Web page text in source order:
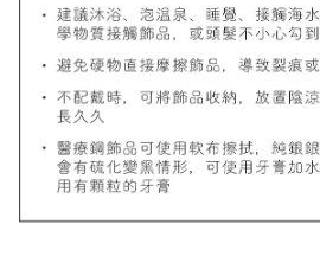
質感飾品收納盒
NT$ 298
NT$ 399
- +